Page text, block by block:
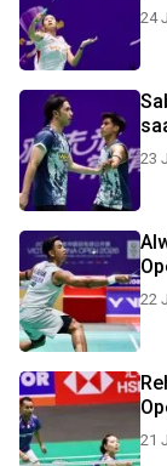
24
23
22
21